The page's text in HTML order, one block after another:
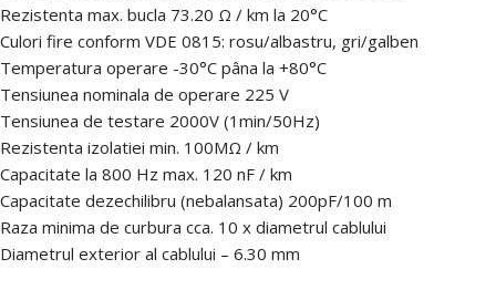
Rezistenta max. bucla 73.20 Ω / km la 20°C
Culori fire conform VDE 0815: rosu/albastru, gri/galben
Temperatura operare -30°C pâna la +80°C
Tensiunea nominala de operare 225 V
Tensiunea de testare 2000V (1min/50Hz)
Rezistenta izolatiei min. 100MΩ / km
Capacitate la 800 Hz max. 120 nF / km
Capacitate dezechilibru (nebalansata) 200pF/100 m
Raza minima de curbura cca. 10 x diametrul cablului
Diametrul exterior al cablului – 6.30 mm